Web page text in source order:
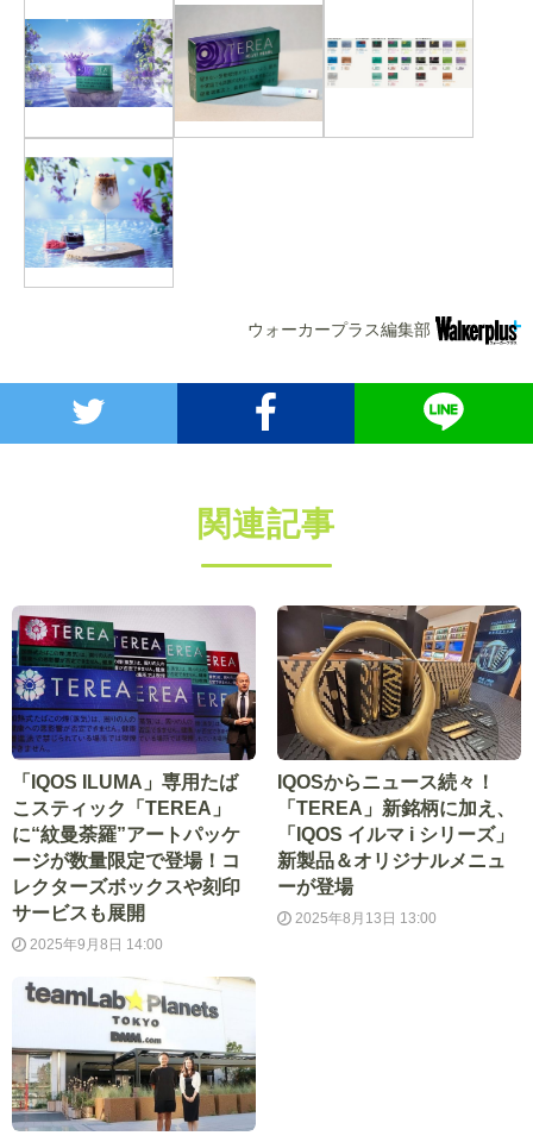
ウォーカープラス編集部
関連記事
「IQOS ILUMA」専用たば
こスティック「TEREA」
に“紋曼荼羅”アートパッケ
ージが数量限定で登場！コ
レクターズボックスや刻印
サービスも展開
2025年9月8日 14:00
IQOSからニュース続々！
「TEREA」新銘柄に加え、
「IQOS イルマ i シリーズ」
新製品＆オリジナルメニュ
ーが登場
2025年8月13日 13:00